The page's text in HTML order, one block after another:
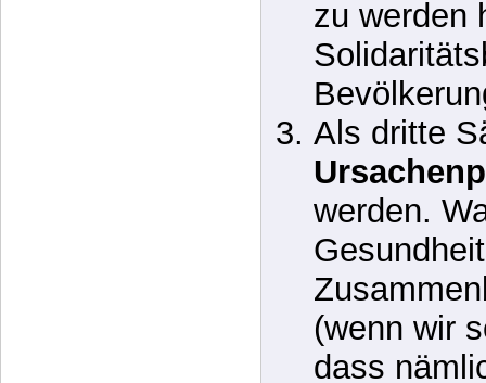
die
zu werden
Als dritte
werden.